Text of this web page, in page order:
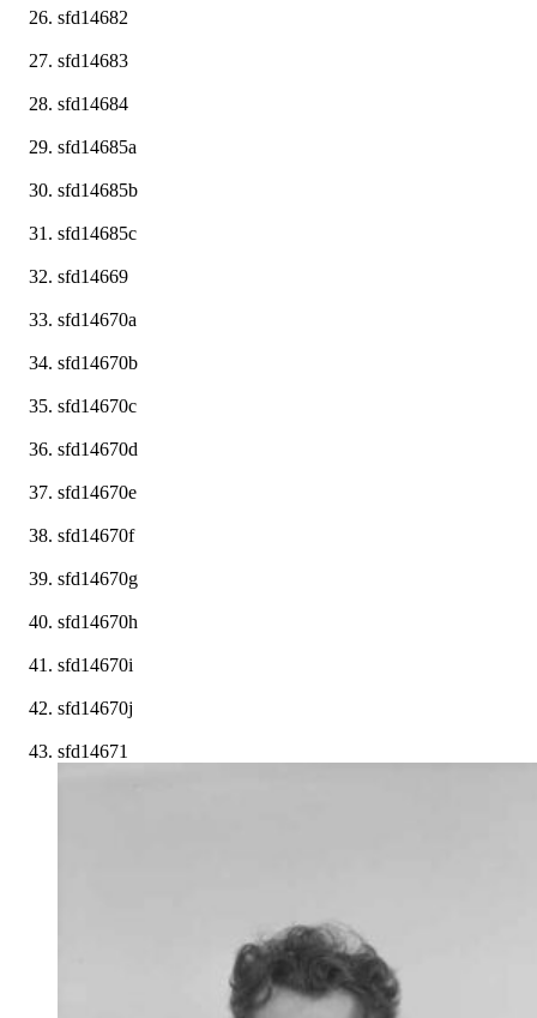
sfd14682
sfd14683
sfd14684
sfd14685a
sfd14685b
sfd14685c
sfd14669
sfd14670a
sfd14670b
sfd14670c
sfd14670d
sfd14670e
sfd14670f
sfd14670g
sfd14670h
sfd14670i
sfd14670j
sfd14671